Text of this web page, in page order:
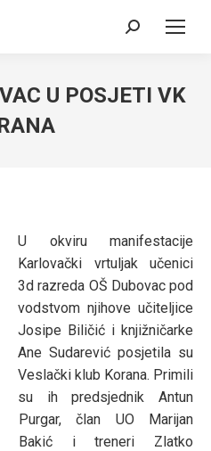
Search:
U POSJETI VK
U okviru manifestacije
Karlovački vrtuljak učenici
3d razreda OŠ Dubovac pod
vodstvom njihove učiteljice
Josipe Biličić i knjižničarke
Ane Sudarević posjetila su
Veslački klub Korana. Primili
su ih predsjednik Antun
Purgar, član UO Marijan
Bakić i treneri Zlatko